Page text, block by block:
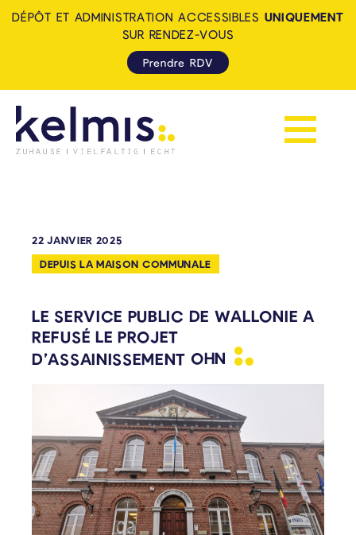
Afficher la
DÉPÔT ET ADMINISTRATION ACCESSIBLES UNIQUEMENT
SUR RENDEZ-VOUS
Prendre RDV
22 JANVIER 2025
DEPUIS LA MAISON COMMUNALE
LE SERVICE PUBLIC DE WALLONIE A
REFUSÉ LE PROJET
D’ASSAINISSEMENT OHN